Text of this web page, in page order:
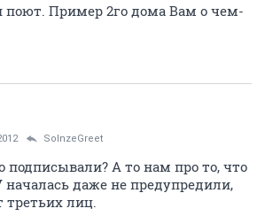
поют. Пример 2го дома Вам о чем-
SolnzeGreet
подписывали? А то нам про то, что
даже не предупредили,
третьих лиц.